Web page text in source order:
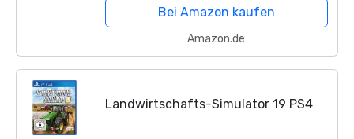
FRONT FOLLOWED BY A DAILY ... OR...
Bei Amazon kaufen
Amazon.de
Landwirtschafts-Simulator 19 PS4